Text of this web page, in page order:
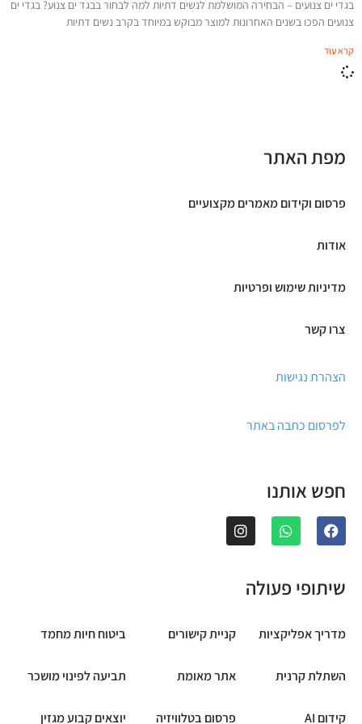
בגדי ים צנועים – הבחירה המושלמת לנשים דתיות למה לבחור בבגד ים צנוע? בגדי ים
צנועים הפכו בשנים האחרונות למוצר מבוקש במיוחד בקרב נשים דתיות
קרא עוד
מפת האתר
פרסום וקידום מאמרים מקצועיים
אודות
מדיניות שימוש ופרטיות
צרו קשר
הצהרת נגישות
לפרסום כתבה באתר
חפש אותנו
שיתופי פעולה
מדריך אפליקציות קניית קישורים ביטוח חיות מחמד
השתלת קרנית אתר מאומת תביעה לפינוי מושכר
קידום AI פרסום בטלוויזיה יוצאים קבוע מגזין